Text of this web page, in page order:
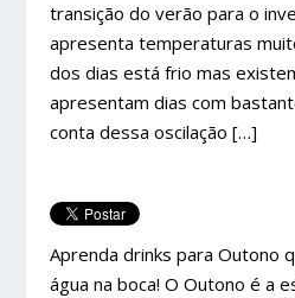
transição do verão para o
apresenta temperaturas
dos dias está frio mas
apresentam dias com
conta dessa oscilação […]
Aprenda drinks para Outono
água na boca! O Outono é a